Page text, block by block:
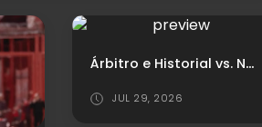
Árbitro e Historial vs. Newell's
JUL 29, 2026